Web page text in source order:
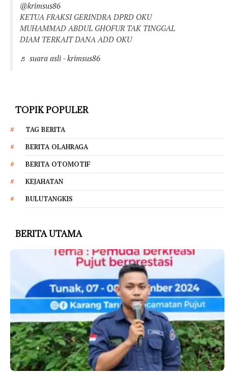
@krimsus86
KETUA FRAKSI GERINDRA DPRD OKU
MUHAMMAD ABDUL GHOFUR TAK TINGGAL
DIAM TERKAIT DANA ADD OKU
♬ suara asli - krimsus86
TOPIK POPULER
TAG BERITA
BERITA OLAHRAGA
BERITA OTOMOTIF
KEJAHATAN
BULUTANGKIS
BERITA UTAMA